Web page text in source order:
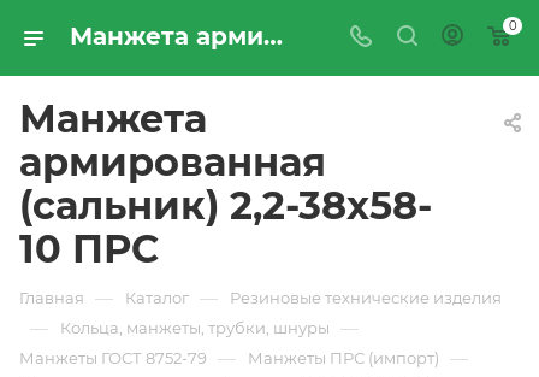
Манжета армированная (сальник) 2,2-38х58-10 ПРС - купить по цене производителя с доставкой по Москве и России | ПРОМРЕСУРССЕРВИС 0
Манжета
армированная
(сальник) 2,2-38х58-
10 ПРС
Главная — Каталог — Резиновые технические изделия
— Кольца, манжеты, трубки, шнуры —
Манжеты ГОСТ 8752-79 — Манжеты ПРС (импорт) —